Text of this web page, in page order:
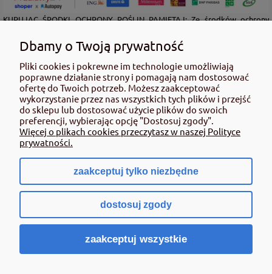
KUPUJĄC ŚRODKI OCHRONY ROŚLIN PAMIĘTAJ: Ze środków ochrony
użyciem przeczytaj informacje zamieszczone w etykiecie i informacje
dotyczące produktu. Zwróć uwagę na zwroty wskazujące rodzaj zagrożenia
oraz przestrzegaj środków bezpieczeństwa zamieszczonych w etykiecie.
Środki ochrony roślin do użytku profesjonalnego mogą być nabyte tylko i
wyłącznie przez osoby pełnoletnie oraz posiadające kwalifikacje
wymagane od osób nabywających środki ochrony roślin określone w
ustawie (art. 28 Ustawy z dn. 8 marca 2013 r. o Środkach Ochrony Roślin Dz.
Ustw 2020 poz.2097 z pózn. zm.) Niespełnienie powyższych warunków jest
złamaniem regulaminu sklepu.
pokaż pełną wersję strony
Sklep internetowy Shoper.pl
Dbamy o Twoją prywatność
Pliki cookies i pokrewne im technologie umożliwiają
poprawne działanie strony i pomagają nam dostosować
ofertę do Twoich potrzeb. Możesz zaakceptować
wykorzystanie przez nas wszystkich tych plików i przejść
do sklepu lub dostosować użycie plików do swoich
preferencji, wybierając opcję "Dostosuj zgody".
Więcej o plikach cookies przeczytasz w naszej Polityce
prywatności.
zaakceptuj tylko niezbędne
dostosuj zgody
zaakceptuj wszystkie